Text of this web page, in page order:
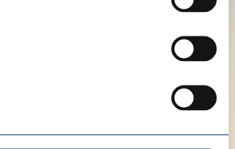
binnen uw organisatie te
hanteren wij vijf
de vijf Vitamines V. Deze